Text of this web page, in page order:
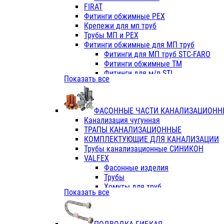
Фитинги ПП белые
Фитинги ПП белые
Фитинги ППс металл.белые
VALFEX
Трубы PE-RT
Трубы ПП водопровод белые
Трубы ПП водопровод серые
Трубы армированные
Трубы армированные
Фитинги с металл. серые
Фитинги ПП (серые)
Фитинги ПП белые
Краны
Фитинги ПП (белые)
Фитинги ПП с металлом белые
ПК КОНТУР
Краны полипропиленовые
Трубы полипропиленивые
FIRAT
Фитинги обжимные PEX
Крепежи для мп труб
Трубы МП и PEX
Фитинги обжимные для МП труб
Фитинги для МП труб STC-FARO
Фитинги обжимные ТМ
Фитинги для м/п STI
Фитинги для МП труб TITAN
TK
VALFEX
Показать все
ФАСОННЫЕ ЧАСТИ
Канализация чугунная
ТРАПЫ КАНАЛИЗАЦИОННЫЕ
КОМПЛЕКТУЮЩИЕ ДЛЯ КАНАЛИЗАЦИИ
Трубы канализационные СИНИКОН
VALFEX
Фасонные изделия
Трубы
Хомуты для труб
ПВХ (стройполимер)
Показать все